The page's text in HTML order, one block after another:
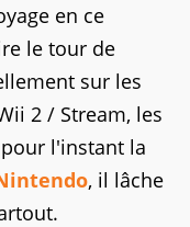
en ce
le tour de
sur les
2 / Stream, les
l'instant la
, il lâche